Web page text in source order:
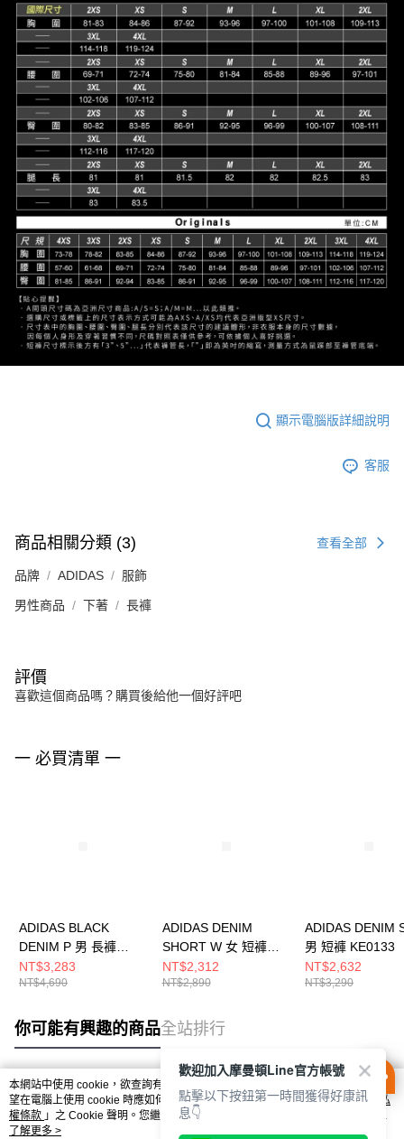
顯示電腦版詳細說明
客服
商品相關分類 (3) 查看全部
品牌 ADIDAS 服飾
男性商品 下著 長褲
評價
喜歡這個商品嗎？購買後給他一個好評吧
一 必買清單 一
ADIDAS BLACK
DENIM P 男 長褲
KS5978
NT$3,283
NT$4,690
ADIDAS DENIM
SHORT W 女 短褲
LF4604
NT$2,312
NT$2,890
ADIDAS DENIM
男 短褲 KE0133
NT$2,632
NT$3,290
你可能有興趣的商品全站排行
熱門標籤
本網站中使用 cookie，欲查詢有關本網站使用 cookie 方式之詳情，及若您不希
望在電腦上使用 cookie 時應如何變更電腦的 cookie 設定，請參閱本網站「
隱私
權條款 」之 Cookie 聲明。您繼續使用本網站即表示您同意本公司得按本網站使
用條款之 Cookie 聲明使用 cookie。
了解更多 >
歡迎加入摩曼頓Line官方帳號
點擊以下按鈕第一時間獲得好康訊
息👇